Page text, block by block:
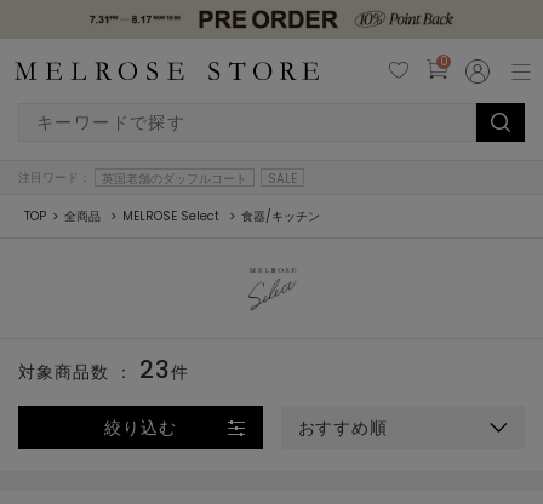
0
注目ワード： 英国老舗のダッフルコート SALE
TOP 全商品 MELROSE Select 食器/キッチン
絞り込む おすすめ順
対象商品数 ： 23件